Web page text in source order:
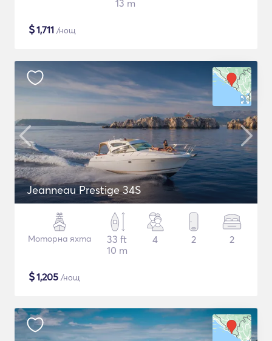
13 m
$1,711 /нощ
Jeanneau Prestige 34S
Моторна яхта
33 ft
10 m
4 2 2
$1,205 /нощ